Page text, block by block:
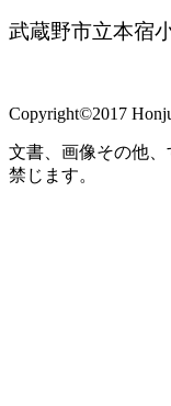
武蔵野市立本宿
Copyright©2017
文書、画像その他
禁じます。